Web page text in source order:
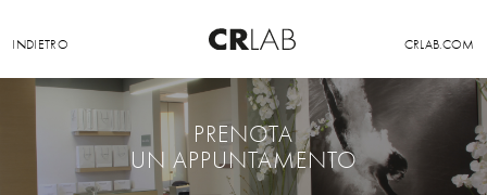
INDIETRO CRLAB.COM
PRENOTA
UN APPUNTAMENTO